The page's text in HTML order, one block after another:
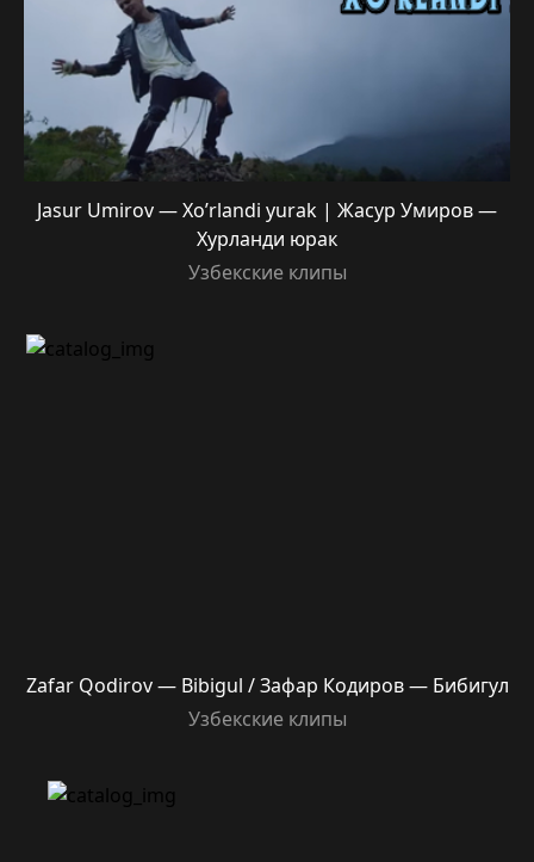
Jasur Umirov — Xo’rlandi yurak | Жасур Умиров —
Хурланди юрак
Узбекские клипы
Zafar Qodirov — Bibigul / Зафар Кодиров — Бибигул
Узбекские клипы